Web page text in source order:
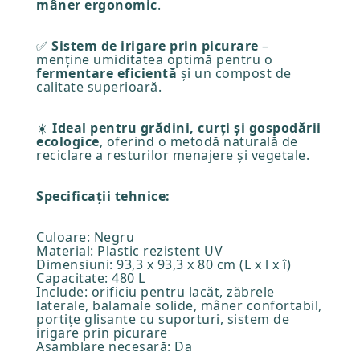
mâner ergonomic.
✅ Sistem de irigare prin picurare –
menține umiditatea optimă pentru o
fermentare eficientăși un compost de
calitate superioară.
☀️ Ideal pentru grădini, curți și gospodării
ecologice, oferind o metodă naturală de
reciclare a resturilor menajere și vegetale.
Specificații tehnice:
Culoare: Negru
Material: Plastic rezistent UV
Dimensiuni: 93,3 x 93,3 x 80 cm (L x l x î)
Capacitate: 480 L
Include: orificiu pentru lacăt, zăbrele
laterale, balamale solide, mâner confortabil,
portițe glisante cu suporturi, sistem de
irigare prin picurare
Asamblare necesară: Da